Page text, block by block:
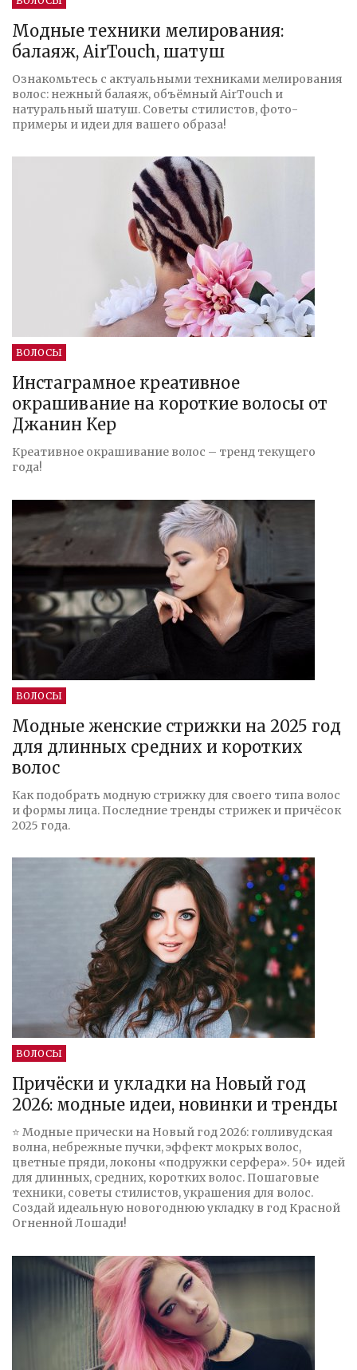
Модные техники мелирования:
балаяж, AirTouch, шатуш
Ознакомьтесь с актуальными техниками мелирования
волос: нежный балаяж, объёмный AirTouch и
натуральный шатуш. Советы стилистов, фото-
примеры и идеи для вашего образа!
ВОЛОСЫ
Инстаграмное креативное
окрашивание на короткие волосы от
Джанин Кер
Креативное окрашивание волос – тренд текущего
года!
ВОЛОСЫ
Модные женские стрижки на 2025 год
для длинных средних и коротких
волос
Как подобрать модную стрижку для своего типа волос
и формы лица. Последние тренды стрижек и причёсок
2025 года.
ВОЛОСЫ
Причёски и укладки на Новый год
2026: модные идеи, новинки и тренды
⭐ Модные прически на Новый год 2026: голливудская
волна, небрежные пучки, эффект мокрых волос,
цветные пряди, локоны «подружки серфера». 50+ идей
для длинных, средних, коротких волос. Пошаговые
техники, советы стилистов, украшения для волос.
Создай идеальную новогоднюю укладку в год Красной
Огненной Лошади!